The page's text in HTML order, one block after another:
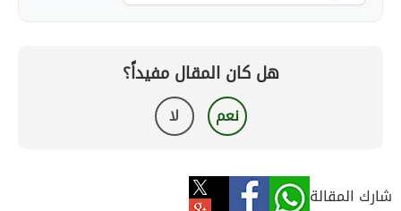
هل كان المقال مفيداً؟
نعم لا
شارك المقالة